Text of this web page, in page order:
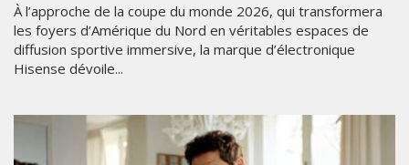
À l’approche de la coupe du monde 2026, qui transformera
les foyers d’Amérique du Nord en véritables espaces de
diffusion sportive immersive, la marque d’électronique
Hisense dévoile...